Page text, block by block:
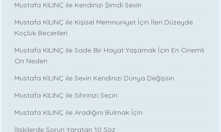
Mustafa KILINÇ ile Kendinizi Şimdi Sevin
Mustafa KILINÇ ile Kişisel Memnuniyet İçin İleri Düzeyde
Koçluk Becerileri
Mustafa KILINÇ ile Sade Bir Hayat Yaşamak İçin En Önemli
On Neden
Mustafa KILINÇ ile Sevin Kendinizi Dünya Değişsin
Mustafa KILINÇ ile Sihrinizi Seçin
Mustafa KILINÇ ile Aradığını Bulmak İçin
İlişkilerde Sorun Yaratan 10 Söz